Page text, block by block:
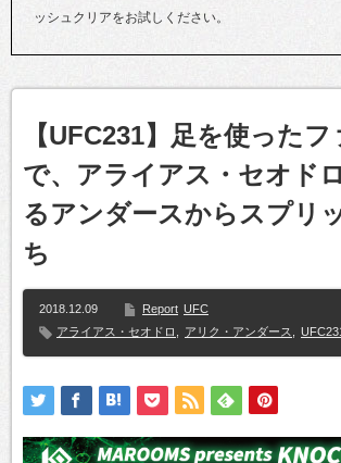
ッシュクリアをお試しください。
【UFC231】足を使ったフ
で、アライアス・セオド
るアンダースからスプリ
ち
2018.12.09 Report UFC
アライアス・セオドロ
アリク・アンダース